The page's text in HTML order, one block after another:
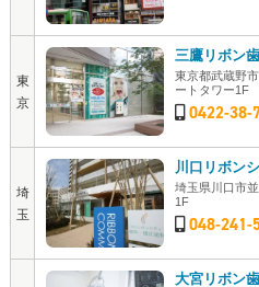
東
京
三鷹リボン
東京都武蔵野
ートタワー1F
0422-38-
埼
玉
川口リボン
埼玉県川口市
1F
048-241-
大宮リボン